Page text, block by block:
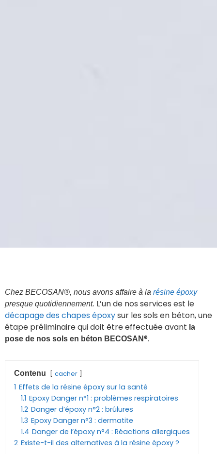
Chez BECOSAN®, nous avons affaire à la résine époxy
presque quotidiennement. L’un de nos services est le
décapage des chapes époxysur les sols en béton, une
étape préliminaire qui doit être effectuée avant la
pose de nos sols en béton BECOSAN®.
Contenu cacher
1 Effets de la résine époxy sur la santé
1.1 Epoxy Danger n°1 : problèmes respiratoires
1.2 Danger d’époxy n°2 : brûlures
1.3 Epoxy Danger n°3 : dermatite
1.4 Danger de l’époxy n°4 : Réactions allergiques
2 Existe-t-il des alternatives à la résine époxy ?